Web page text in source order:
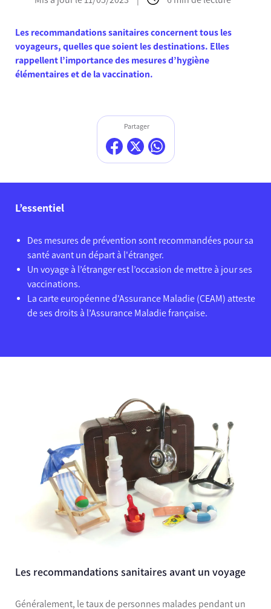
Les recommandations sanitaires concernent tous les
voyageurs, quelles que soient les destinations. Elles
rappellent l’importance des mesures d’hygiène
élémentaires et de la vaccination.
Partager
L’essentiel
Des mesures de prévention sont recommandées pour sa
santé avant un départ à l'étranger.
Un voyage à l’étranger est l’occasion de mettre à jour ses
vaccinations.
La carte européenne d'Assurance Maladie (CEAM) atteste
de ses droits à l’Assurance Maladie française.
Les recommandations sanitaires avant un voyage
Généralement, le taux de personnes malades pendant un